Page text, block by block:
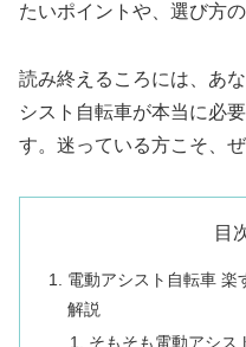
たいポイントや、選び方
読み終えるころには、あ
シスト自転車が本当に必
す。迷っている方こそ、
目
電動アシスト自転車 楽
解説
そもそも電動アシス